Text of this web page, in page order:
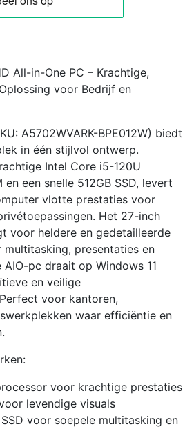
All-in-One PC – Krachtige,
voor Bedrijf en
A5702WVARK-BPE012W) biedt
in één stijlvol ontwerp.
Intel Core i5-120U
en een snelle 512GB SSD, levert
vlotte prestaties voor
Het 27-inch
voor heldere en gedetailleerde
multitasking, presentaties en
pc draait op Windows 11
en veilige
voor kantoren,
waar efficiëntie en
voor krachtige prestaties
levendige visuals
SSD voor soepele multitasking en